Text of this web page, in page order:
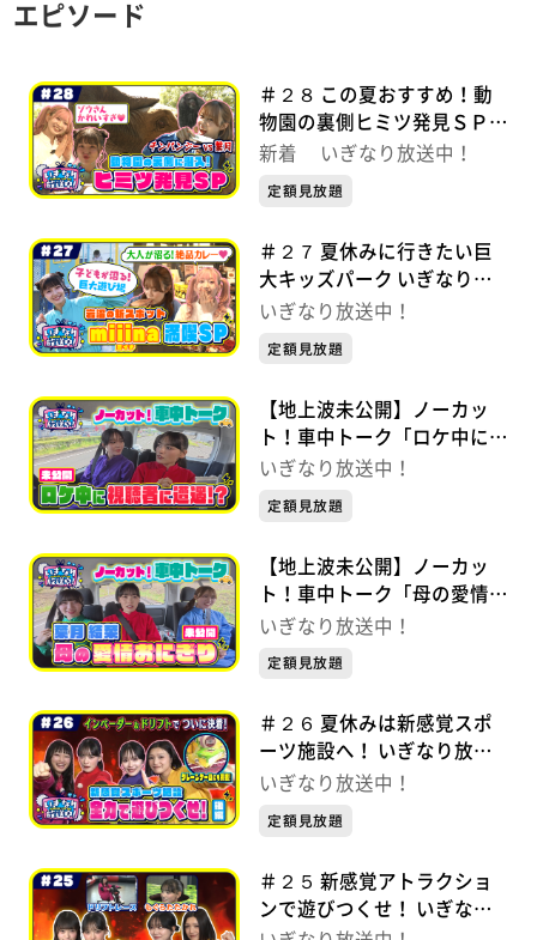
【番組概要】
東北出身アイドル「いぎなり東北産」が、地元の魅力を
ゆる～くお届けする旅バラエティ！
エピソード
＃２８ この夏おすすめ！動
物園の裏側ヒミツ発見ＳＰ
いぎなり放送中！【未公開シ
新着 いぎなり放送中！
定額見放題
＃２７ 夏休みに行きたい巨
大キッズパーク いぎなり放
送中！【未公開シーンあり】
いぎなり放送中！
定額見放題
【地上波未公開】ノーカッ
ト！車中トーク「ロケ中に視
聴者に遭遇！？」北美梨寧×
いぎなり放送中！
定額見放題
【地上波未公開】ノーカッ
ト！車中トーク「母の愛情お
にぎり」吉瀬真珠×伊達花彩
いぎなり放送中！
定額見放題
＃２６ 夏休みは新感覚スポ
ーツ施設へ！ いぎなり放送
中！【未公開シーンあり】
いぎなり放送中！
定額見放題
＃２５ 新感覚アトラクショ
ンで遊びつくせ！ いぎなり